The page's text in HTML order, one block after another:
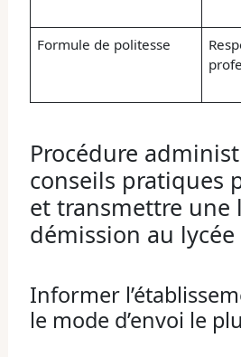
Formule de politesse
Procédure
conseils pratiques
et transmettre une
démission au lycée
Informer
le mode d’envoi le